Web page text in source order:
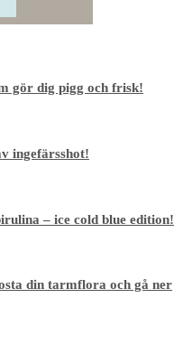
gör dig pigg och frisk!
ingefärsshot!
– ice cold blue edition!
din tarmflora och gå ner